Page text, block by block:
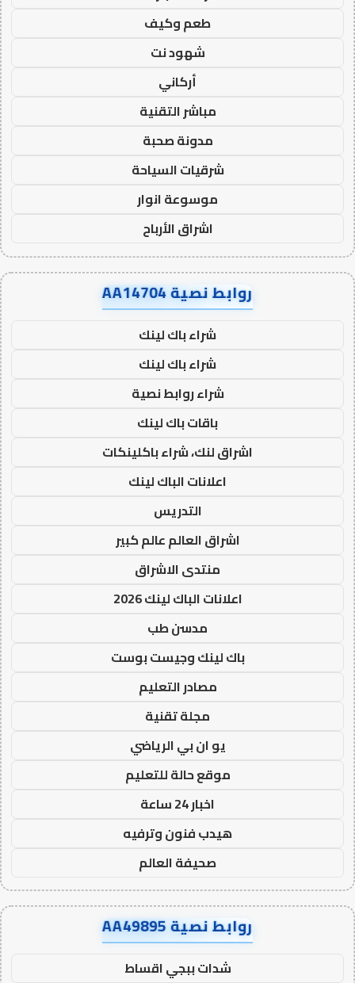
طعم وكيف
شهود نت
أركاني
مباشر التقنية
مدونة صحبة
شرقيات السياحة
موسوعة انوار
اشراق الأرباح
روابط نصية AA14704
شراء باك لينك
شراء باك لينك
شراء روابط نصية
باقات باك لينك
اشراق لنك، شراء باكلينكات
اعلانات الباك لينك
التدريس
اشراق العالم عالم كبير
منتدى الاشراق
اعلانات الباك لينك 2026
مدسن طب
باك لينك وجيست بوست
مصادر التعليم
مجلة تقنية
يو ان بي الرياضي
موقع حالة للتعليم
اخبار 24 ساعة
هيدب فنون وترفيه
صحيفة العالم
روابط نصية AA49895
شدات ببجي اقساط